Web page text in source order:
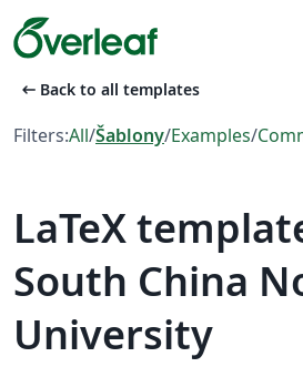
arrow_left_alt Back to all templates
Filters:All/Šablony/Examples/
LaTeX
South China
University